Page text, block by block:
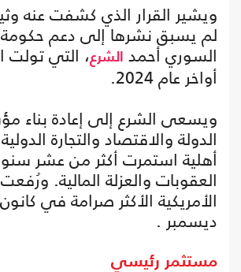
ويشير القرار الذي كشفت عنه
لم يسبق نشرها إلى دعم
السوري أحمد الشرع، التي
أواخر عام 2024.
ويسعى الشرع إلى إعادة بناء
الدولة والاقتصاد والتجارة
أهلية استمرت أكثر من عشر
العقوبات والعزلة المالية.
الأمريكية الأكثر صرامة في
ديسمبر .
مستثمر رئيسي